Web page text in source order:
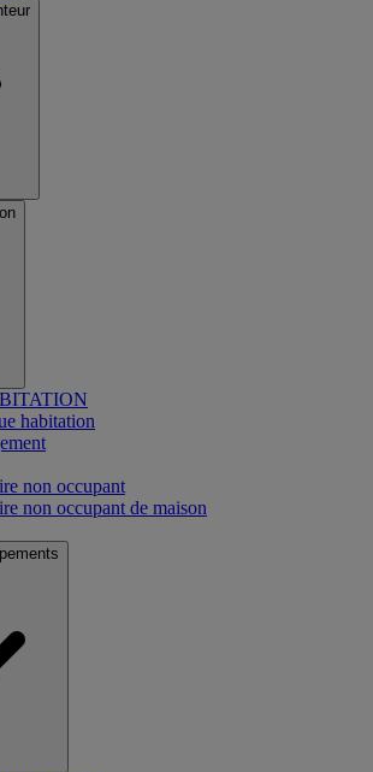
habitation
non occupant
non occupant de maison